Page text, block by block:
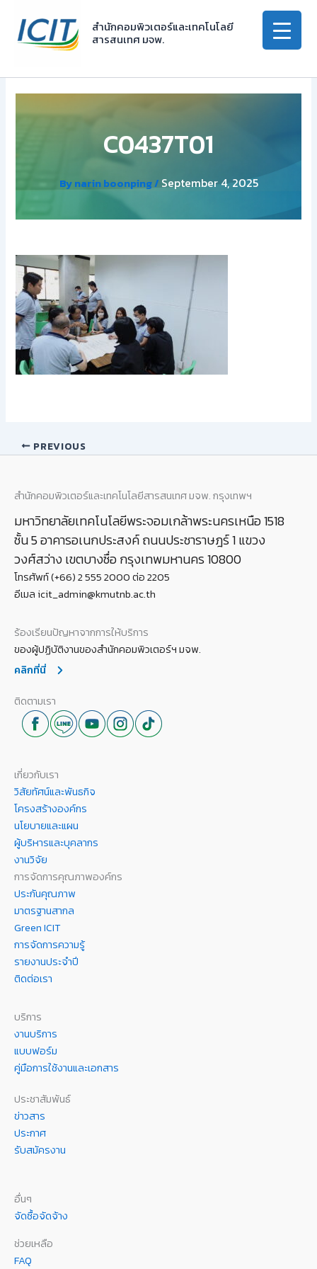
content
สำนักคอมพิวเตอร์และเทคโนโลยี
สารสนเทศ มจพ.
C0437T01
Bynarin boonping/ September 4, 2025
PREVIOUS
สำนักคอมพิวเตอร์และเทคโนโลยีสารสนเทศ มจพ. กรุงเทพฯ
มหาวิทยาลัยเทคโนโลยีพระจอมเกล้าพระนครเหนือ 1518
ชั้น 5 อาคารอเนกประสงค์ ถนนประชาราษฎร์ 1 แขวง
วงศ์สว่าง เขตบางซื่อ กรุงเทพมหานคร 10800
โทรศัพท์ (+66) 2 555 2000 ต่อ 2205
อีเมล icit_admin@kmutnb.ac.th
ร้องเรียนปัญหาจากการให้บริการ
ของผู้ปฏิบัติงานของสำนักคอมพิวเตอร์ฯ มจพ.
คลิกที่นี่
ติดตามเรา
เกี่ยวกับเรา
วิสัยทัศน์และพันธกิจ
โครงสร้างองค์กร
นโยบายและแผน
ผู้บริหารและบุคลากร
งานวิจัย
การจัดการคุณภาพองค์กร
ประกันคุณภาพ
มาตรฐานสากล
Green ICIT
การจัดการความรู้
รายงานประจำปี
ติดต่อเรา
บริการ
งานบริการ
แบบฟอร์ม
คู่มือการใช้งานและเอกสาร
ประชาสัมพันธ์
ข่าวสาร
ประกาศ
รับสมัครงาน
อื่นๆ
จัดซื้อจัดจ้าง
ช่วยเหลือ
FAQ